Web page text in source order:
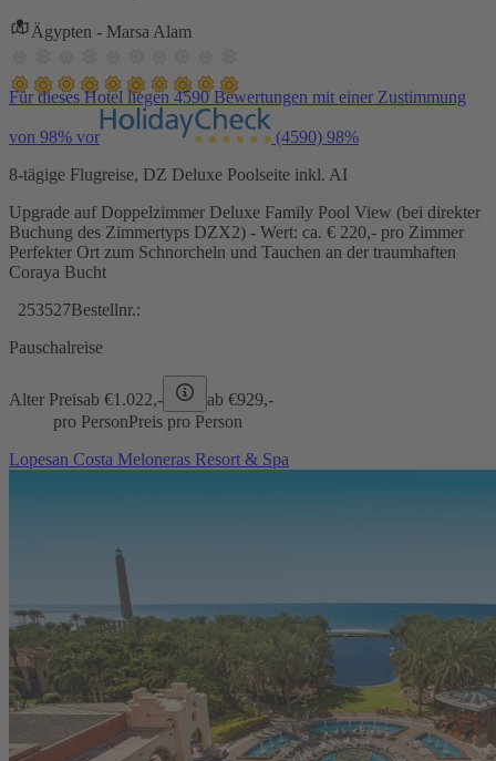
Ägypten - Marsa Alam
Für dieses Hotel liegen 4590 Bewertungen mit einer Zustimmung
von 98% vor (4590) 98%
8-tägige Flugreise, DZ Deluxe Poolseite inkl. AI
Upgrade auf Doppelzimmer Deluxe Family Pool View (bei direkter
Buchung des Zimmertyps DZX2) - Wert: ca. € 220,- pro Zimmer
Perfekter Ort zum Schnorcheln und Tauchen an der traumhaften
Coraya Bucht
253527Bestellnr.:
Pauschalreise
Alter Preisab €1.022,- ab €929,-
pro PersonPreis pro Person
Lopesan Costa Meloneras Resort & Spa